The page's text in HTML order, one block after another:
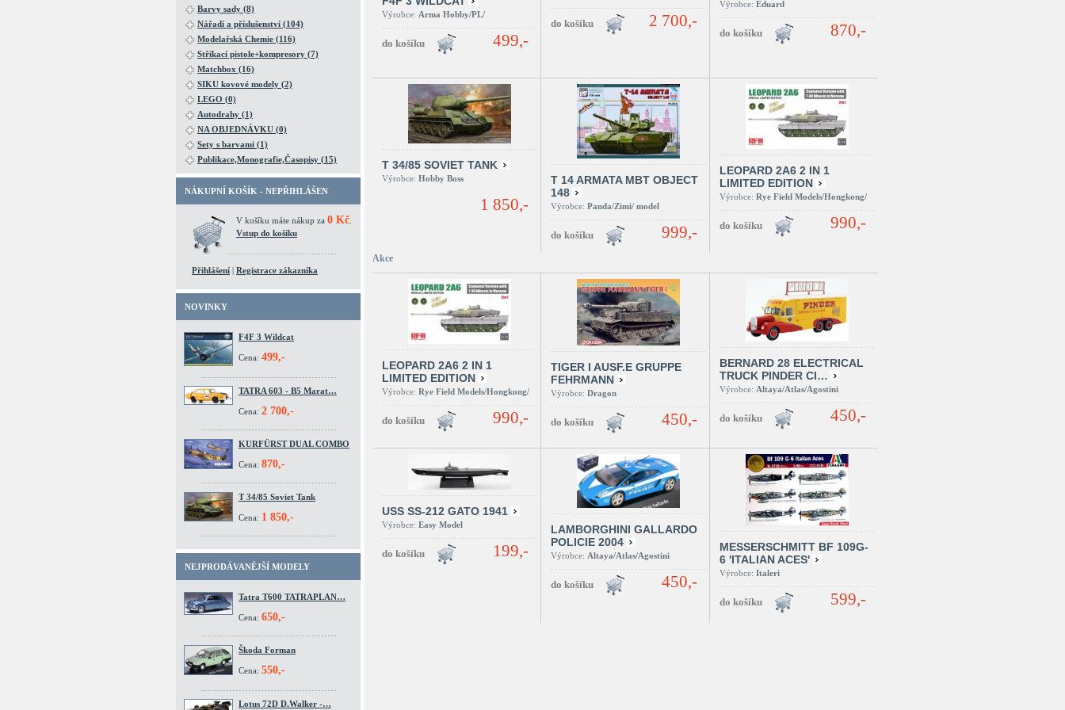
Barvy sady (8)
Nářadí a příslušenství (104)
Modelařská Chemie (116)
Stříkací pistole+kompresory (7)
Matchbox (16)
SIKU kovové modely (2)
LEGO (0)
Autodrahy (1)
NA OBJEDNÁVKU (0)
Sety s barvami (1)
Publikace,Monografie,Časopisy (15)
NÁKUPNÍ KOŠÍK - NEPŘIHLÁŠEN
V košíku máte nákup za 0 Kč
Vstup do košíku
Přihlášení | Registrace zákazníka
NOVINKY
F4F 3 Wildcat
Cena: 499,-
TATRA 603 - B5 Marat…
Cena: 2 700,-
KURFÜRST DUAL COMBO
Cena: 870,-
T 34/85 Soviet Tank
Cena: 1 850,-
NEJPRODÁVANĚJŠÍ MODELY
Tatra T600 TATRAPLAN…
Cena: 650,-
Škoda Forman
Cena: 550,-
Lotus 72D D.Walker -…
Výrobce: Arma Hobby/PL/
499,-
2 700,-
Výrobce: Eduard
870,-
T 34/85 SOVIET TANK
Výrobce: Hobby Boss
1 850,-
T 14 ARMATA MBT OBJECT
148
Výrobce: Panda/Zimi/ model
999,-
LEOPARD 2A6 2 IN 1
LIMITED EDITION
Výrobce: Rye Field Models/Hongkong/
990,-
Akce
LEOPARD 2A6 2 IN 1
LIMITED EDITION
Výrobce: Rye Field Models/Hongkong/
990,-
TIGER I AUSF.E GRUPPE
FEHRMANN
Výrobce: Dragon
450,-
BERNARD 28 ELECTRICAL
TRUCK PINDER CI…
Výrobce: Altaya/Atlas/Agostini
450,-
USS SS-212 GATO 1941
Výrobce: Easy Model
199,-
LAMBORGHINI GALLARDO
POLICIE 2004
Výrobce: Altaya/Atlas/Agostini
450,-
MESSERSCHMITT BF 109G-
6 'ITALIAN ACES'
Výrobce: Italeri
599,-